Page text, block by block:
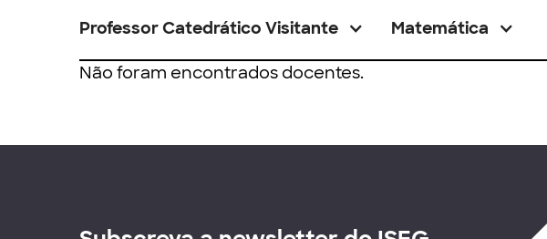
Professor Catedrático Visitante Matemática
Não foram encontrados docentes.